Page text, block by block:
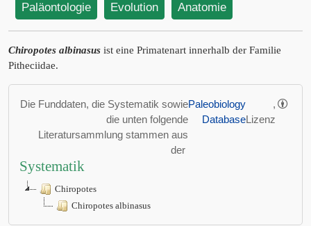
Paläontologie Evolution Anatomie
Chiropotes albinasus ist eine Primatenart innerhalb der Familie
Pitheciidae.
Die Funddaten, die Systematik sowie
die unten folgende
Literatursammlung stammen aus
der
Paleobiology
Database
,
Lizenz
Systematik
Chiropotes
Chiropotes albinasus